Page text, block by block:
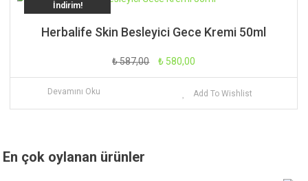
İndirim!
Herbalife Skin Besleyici Gece Kremi 50ml
₺587,00
Orijinal
fiyat:
₺ 587,00.
₺ 580,00
andaki
fiyat:
₺ 580,00.
Devamını Oku Add To Wishlist
En çok oylanan ürünler